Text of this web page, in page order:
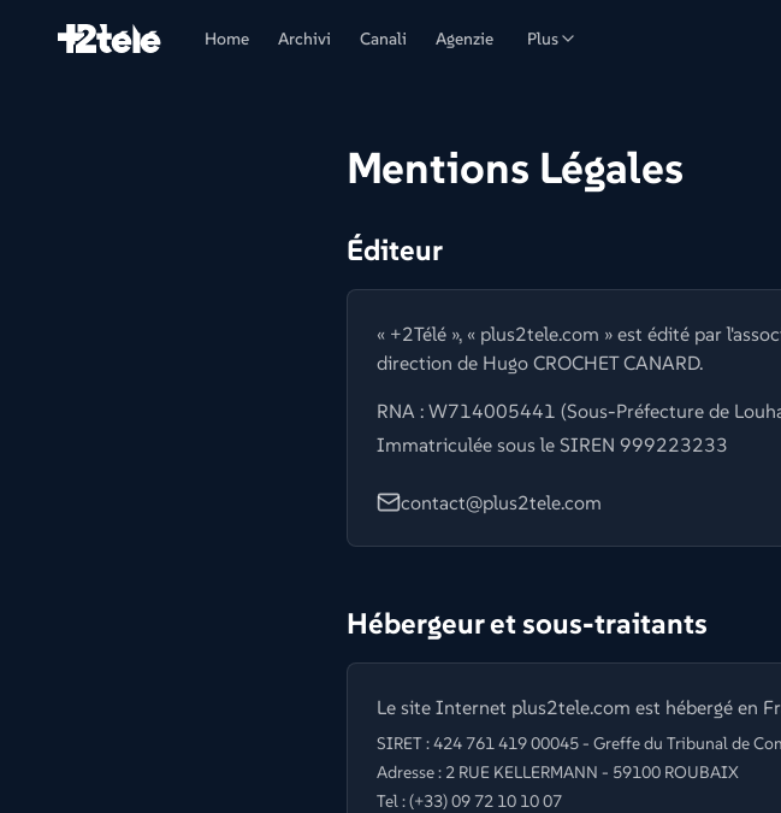
Home Archivi Canali Agenzie Plus
Mentions Légales
Éditeur
« +2Télé », « plus2tele.com » est édité par
direction de Hugo CROCHET CANARD.
RNA : W714005441 (Sous-Préfecture de
Immatriculée sous le SIREN 999223233
contact@plus2tele.com
Hébergeur et sous-traitants
Le site Internet plus2tele.com est hébergé en
SIRET : 424 761 419 00045 - Greffe du Tribunal de
Adresse : 2 RUE KELLERMANN - 59100 ROUBAIX
Tel : (+33) 09 72 10 10 07